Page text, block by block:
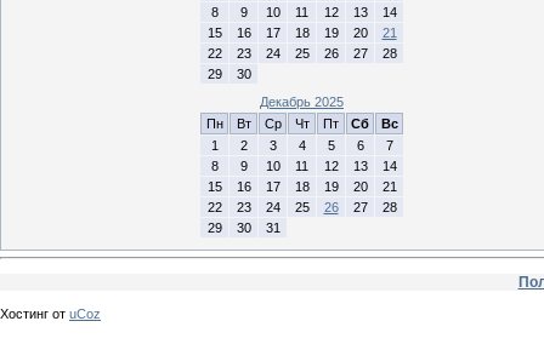
8
9 10 11 12 13
14
15
16 17 18 19 20
21
22
23 24 25 26 27
28
29
30
Декабрь 2025
Пн
Вт Ср Чт Пт Сб
Вс
1
2 3 4 5 6
7
8
9 10 11 12 13
14
15
16 17 18 19 20
21
22
23 24 25 26 27
28
29
30 31
Хостинг от uCoz